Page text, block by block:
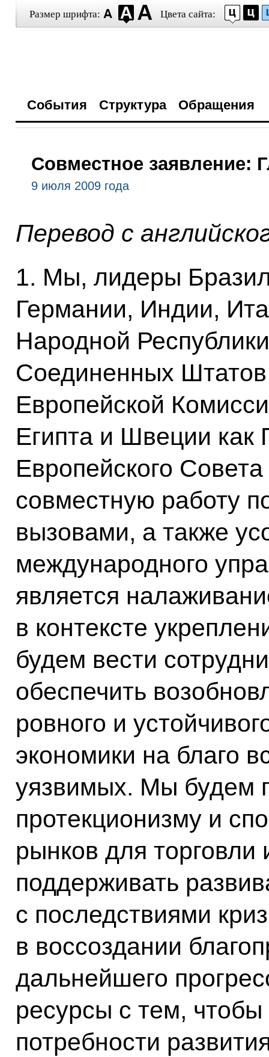
Размер шрифта: Цвета сайта:
События Структура Обращения
Совместное заявление:
9 июля 2009 года
Перевод с
1. Мы, лидеры
Германии, Индии,
Народной
Соединенных
Европейской
Египта и Швеции как
Европейского
совместную работу
вызовами, а также
международного
является
в контексте
будем вести
обеспечить
ровного и
экономики на благо
уязвимых. Мы будем
протекционизму и
рынков для
поддерживать
с последствиями
в воссоздании
дальнейшего
ресурсы с тем,
потребности